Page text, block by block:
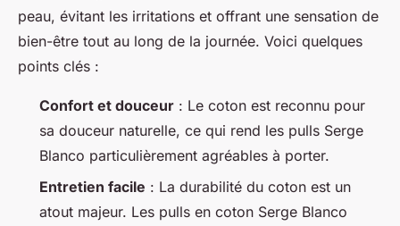
peau, évitant les irritations et offrant une sensation de
bien-être tout au long de la journée. Voici quelques
points clés :
Confort et douceur : Le coton est reconnu pour
sa douceur naturelle, ce qui rend les pulls Serge
Blanco particulièrement agréables à porter.
Entretien facile : La durabilité du coton est un
atout majeur. Les pulls en coton Serge Blanco